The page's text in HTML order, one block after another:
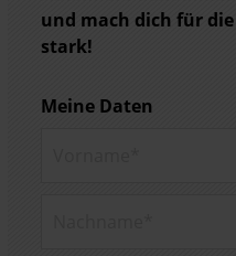
und mach dich für
stark!
Meine Daten